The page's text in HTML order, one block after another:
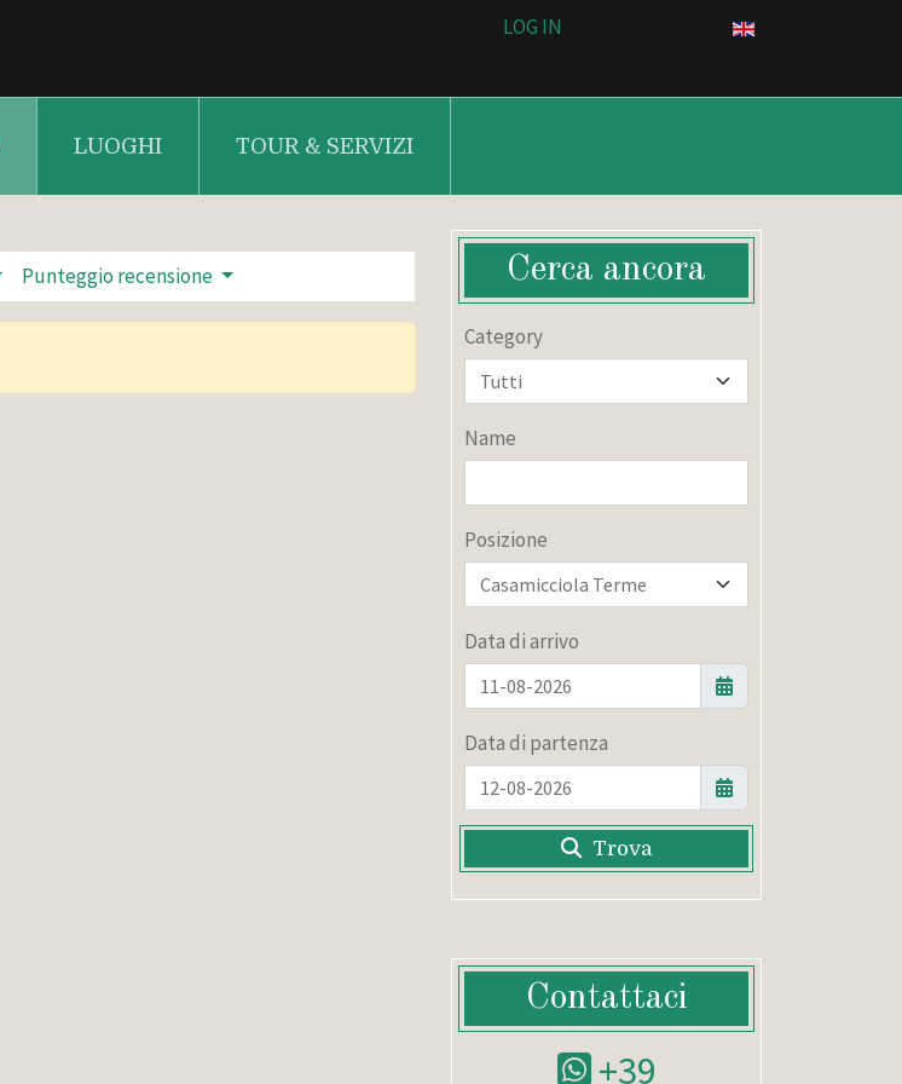
LOG IN
LUOGHI TOUR & SERVIZI
Punteggio recensione Cerca ancora
Category
Name
Posizione
Data di arrivo
Data di partenza
Trova
Contattaci
+39